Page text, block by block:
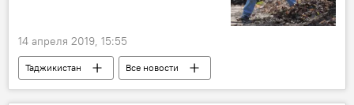
14 апреля 2019, 15:55
Таджикистан
Все новости
субботник
201-я РВБ в Таджикистане